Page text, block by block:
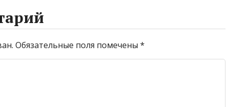
Обязательные поля помечены *